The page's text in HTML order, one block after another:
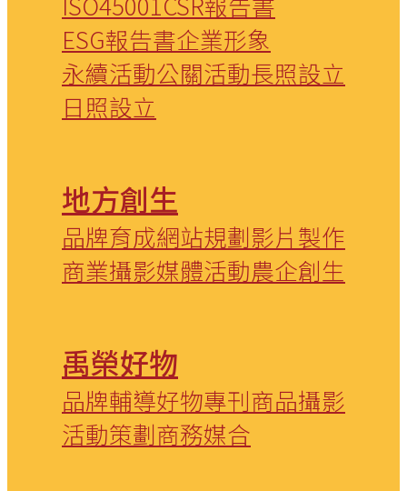
ESG報告書企業形象
永續活動公關活動長照設立
日照設立
地方創生
品牌育成網站規劃影片製作
商業攝影媒體活動農企創生
禹榮好物
品牌輔導好物專刊商品攝影
活動策劃商務媒合